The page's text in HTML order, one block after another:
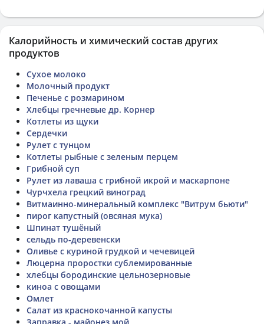
Калорийность и химический состав других
продуктов
Сухое молоко
Молочный продукт
Печенье с розмарином
Хлебцы гречневые др. Корнер
Котлеты из щуки
Сердечки
Рулет с тунцом
Котлеты рыбные с зеленым перцем
Грибной суп
Рулет из лаваша с грибной икрой и маскарпоне
Чурчхела грецкий виноград
Витмаинно-минеральный комплекс "Витрум бьюти"
пирог капустный (овсяная мука)
Шпинат тушёный
сельдь по-деревенски
Оливье с куриной грудкой и чечевицей
Люцерна проростки сублемированные
хлебцы бородинские цельнозерновые
киноа с овощами
Омлет
Салат из краснокочанной капусты